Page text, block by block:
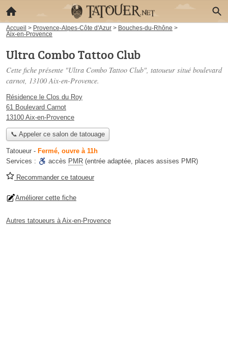
Accueil > Provence-Alpes-Côte d'Azur > Bouches-du-Rhône >
Aix-en-Provence
Ultra Combo Tattoo Club
Cette fiche présente "Ultra Combo Tattoo Club", tatoueur situé boulevard
carnot, 13100 Aix-en-Provence.
Résidence le Clos du Roy
61 Boulevard Carnot
13100 Aix-en-Provence
📞 Appeler ce salon de tatouage
Tatoueur - Fermé, ouvre à 11h
Services :
accès PMR (entrée adaptée, places assises PMR)
Recommander ce tatoueur
Améliorer cette fiche
Autres tatoueurs à Aix-en-Provence